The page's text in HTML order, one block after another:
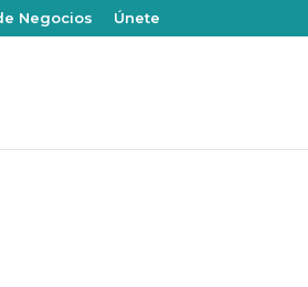
Negocios Únete